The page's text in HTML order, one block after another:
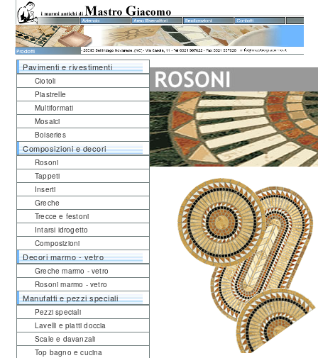
Pavimenti e rivestimenti
Ciotoli
Piastrelle
Multiformati
Mosaici
Boiseries
Composizioni e decori
Rosoni
Tappeti
Inserti
Greche
Trecce e festoni
Intarsi idrogetto
Composizioni
Decori marmo - vetro
Greche marmo - vetro
Rosoni marmo - vetro
Manufatti e pezzi speciali
Pezzi speciali
Lavelli e piatti doccia
Scale e davanzali
Top bagno e cucina